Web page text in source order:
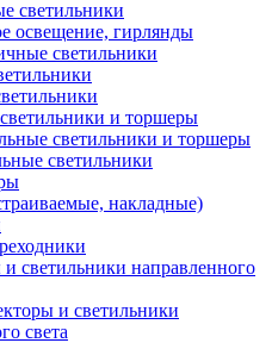
светильники
освещение, гирлянды
светильники
и торшеры
светильники и торшеры
светильники
накладные)
светильники направленного
и светильники
света